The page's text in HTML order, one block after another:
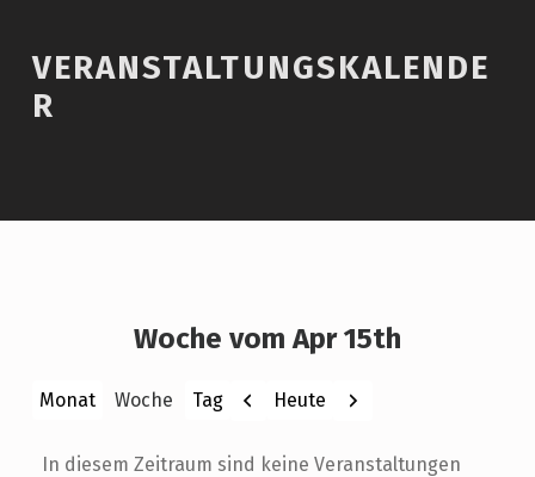
VERANSTALTUNGSKALENDE
R
Woche vom Apr 15th
Monat Woche Tag Zurück
Heute Weiter
In diesem Zeitraum sind keine Veranstaltungen